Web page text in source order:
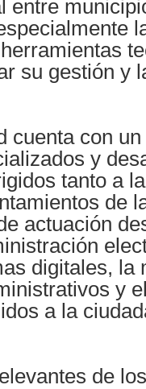
entre
su gestión y
cuenta con
y
tanto a
de
actuación
digitales, la
y
a la
de